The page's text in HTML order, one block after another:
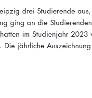
drei Studierende
ging an die
im Studienjahr 2023
jährliche